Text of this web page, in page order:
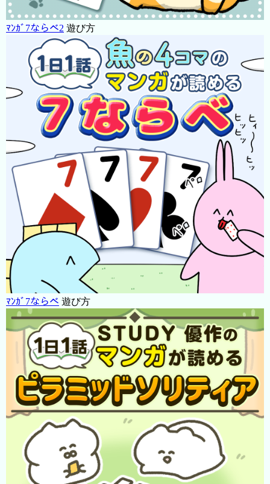
ﾏﾝｶﾞ7ならべ2 遊び方
ﾏﾝｶﾞ7ならべ 遊び方